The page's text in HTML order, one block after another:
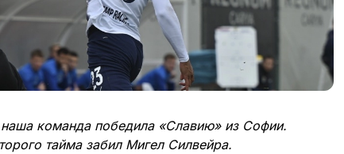
команда победила «Славию» из Софии.
тайма забил Мигел Силвейра.